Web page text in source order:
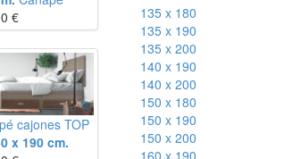
€
cajones TOP
x 190 cm.
135 x 180
135 x 190
135 x 200
140 x 190
140 x 200
150 x 180
150 x 190
150 x 200
160 x 190